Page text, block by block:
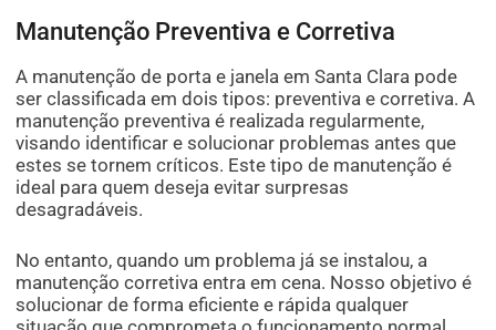
Manutenção Preventiva e Corretiva
A manutenção de porta e janela em Santa Clara pode
ser classificada em dois tipos: preventiva e corretiva. A
manutenção preventiva é realizada regularmente,
visando identificar e solucionar problemas antes que
estes se tornem críticos. Este tipo de manutenção é
ideal para quem deseja evitar surpresas
desagradáveis.
No entanto, quando um problema já se instalou, a
manutenção corretiva entra em cena. Nosso objetivo é
solucionar de forma eficiente e rápida qualquer